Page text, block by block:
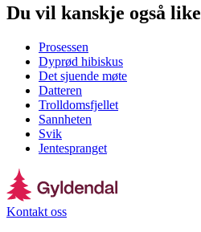
Du vil kanskje også like
Prosessen
Dyprød hibiskus
Det sjuende møte
Datteren
Trolldomsfjellet
Sannheten
Svik
Jentespranget
Kontakt oss